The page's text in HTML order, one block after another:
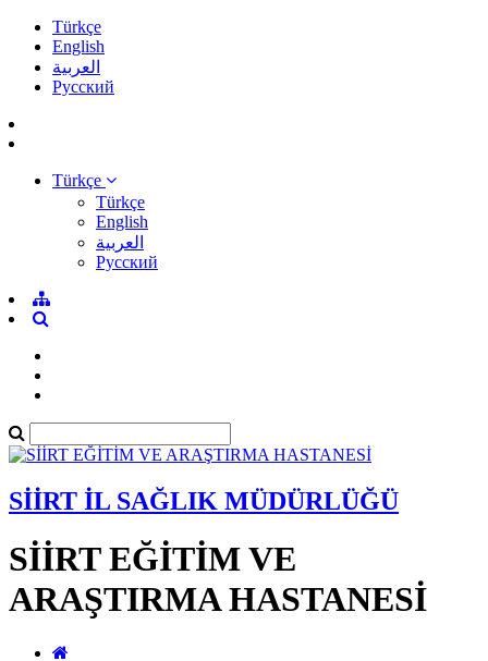
Türkçe
English
العربية
Pусский
Türkçe
Türkçe
English
العربية
Pусский
SİİRT İL SAĞLIK MÜDÜRLÜĞÜ
SİİRT EĞİTİM VE
ARAŞTIRMA HASTANESİ